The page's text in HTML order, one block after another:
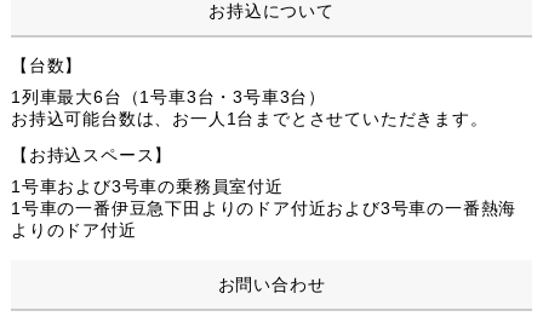
お持込について
【台数】
1列車最大6台（1号車3台・3号車3台）
お持込可能台数は、お一人1台までとさせていただきます。
【お持込スペース】
1号車および3号車の乗務員室付近
1号車の一番伊豆急下田よりのドア付近および3号車の一番熱海
よりのドア付近
お問い合わせ